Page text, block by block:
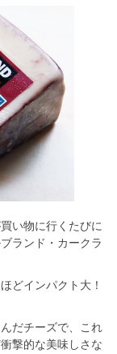
い物に行くたびに
ランド・カークラ
どインパクト大！
だチーズで、これ
撃的な美味しさな